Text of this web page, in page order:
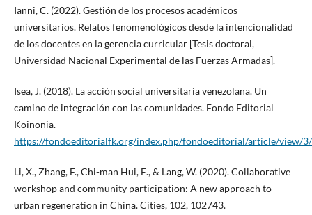
Ianni, C. (2022). Gestión de los procesos académicos
universitarios. Relatos fenomenológicos desde la intencionalidad
de los docentes en la gerencia curricular [Tesis doctoral,
Universidad Nacional Experimental de las Fuerzas Armadas].
Isea, J. (2018). La acción social universitaria venezolana. Un
camino de integración con las comunidades. Fondo Editorial
Koinonia.
https://fondoeditorialfk.org/index.php/fondoeditorial/article/view/
Li, X., Zhang, F., Chi-man Hui, E., & Lang, W. (2020). Collaborative
workshop and community participation: A new approach to
urban regeneration in China. Cities, 102, 102743.